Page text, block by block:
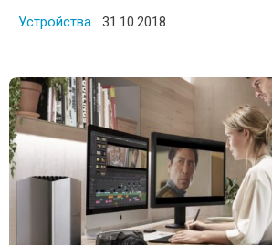
Устройства Posted on
31.10.2018